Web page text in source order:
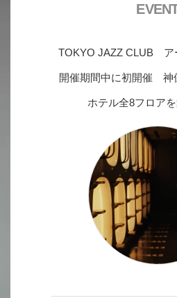
TOKYO JAZZ CLUB ア
開催期間中に初開催 神
ホテル全8フロア